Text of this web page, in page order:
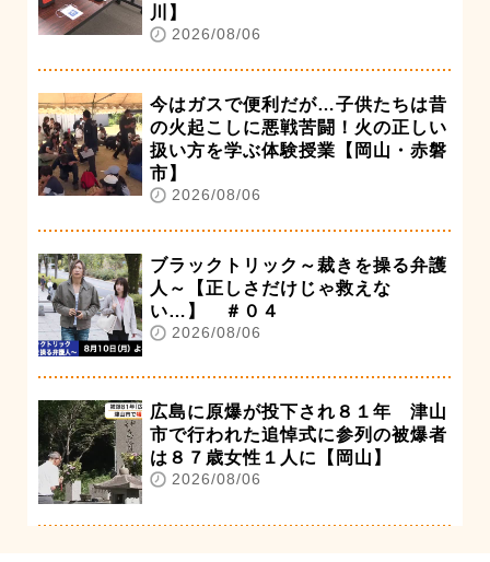
川】
2026/08/06
今はガスで便利だが…子供たちは昔
の火起こしに悪戦苦闘！火の正しい
扱い方を学ぶ体験授業【岡山・赤磐
市】
2026/08/06
ブラックトリック～裁きを操る弁護
人～【正しさだけじゃ救えな
い…】 ＃０４
2026/08/06
広島に原爆が投下され８１年 津山
市で行われた追悼式に参列の被爆者
は８７歳女性１人に【岡山】
2026/08/06